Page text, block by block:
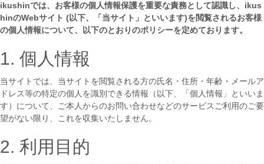
t
i
o
ikushinでは、お客様の個人情報保護を重要な責務として認識し、ikus
hinのWebサイト (以下、「当サイト」といいます)を閲覧されるお客様
の個人情報について、以下のとおりのポリシーを定めております。
1. 個人情報
当サイトでは、当サイトを閲覧される方の氏名・住所・年齢・メールア
ドレス等の特定の個人を識別できる情報（以下、「個人情報」といいま
す）について、ご本人からのお問い合わせなどのサービスご利用のご要
望がない限り、これを収集いたしません。
2. 利用目的